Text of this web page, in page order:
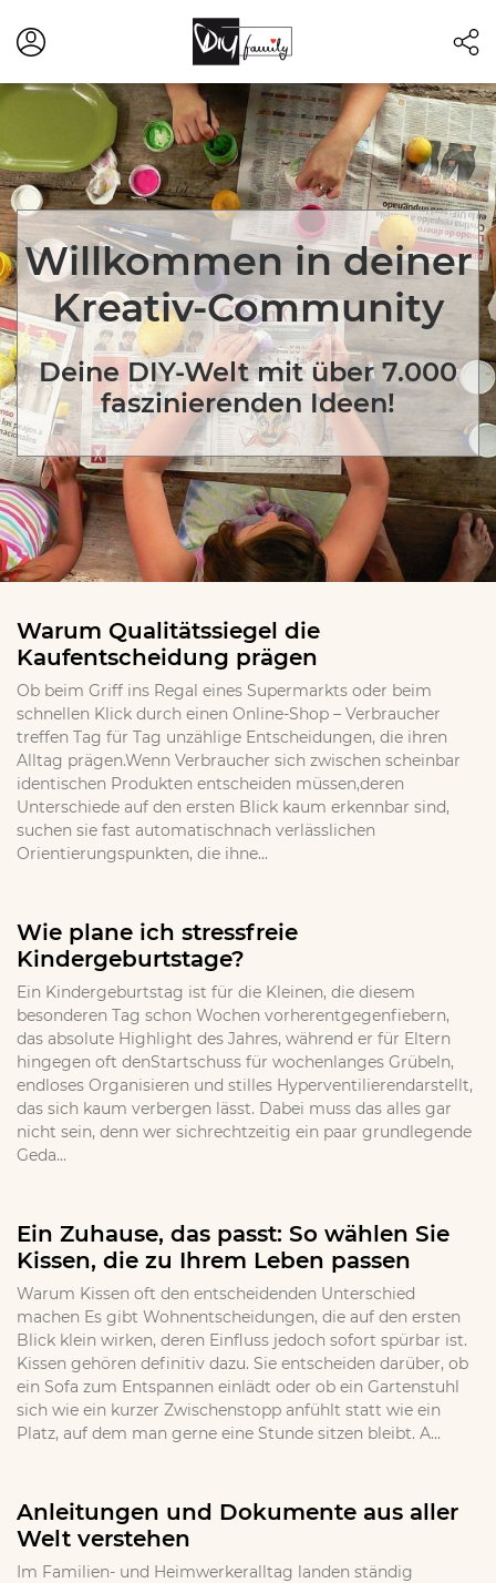
Willkommen in deiner
Kreativ-Community
Deine DIY-Welt mit über 7.000
faszinierenden Ideen!
Warum Qualitätssiegel die
Kaufentscheidung prägen
Ob beim Griff ins Regal eines Supermarkts oder beim
schnellen Klick durch einen Online-Shop – Verbraucher
treffen Tag für Tag unzählige Entscheidungen, die ihren
Alltag prägen.Wenn Verbraucher sich zwischen scheinbar
identischen Produkten entscheiden müssen,deren
Unterschiede auf den ersten Blick kaum erkennbar sind,
suchen sie fast automatischnach verlässlichen
Orientierungspunkten, die ihne...
Wie plane ich stressfreie
Kindergeburtstage?
Ein Kindergeburtstag ist für die Kleinen, die diesem
besonderen Tag schon Wochen vorherentgegenfiebern,
das absolute Highlight des Jahres, während er für Eltern
hingegen oft denStartschuss für wochenlanges Grübeln,
endloses Organisieren und stilles Hyperventilierendarstellt,
das sich kaum verbergen lässt. Dabei muss das alles gar
nicht sein, denn wer sichrechtzeitig ein paar grundlegende
Geda...
Ein Zuhause, das passt: So wählen Sie
Kissen, die zu Ihrem Leben passen
Warum Kissen oft den entscheidenden Unterschied
machen Es gibt Wohnentscheidungen, die auf den ersten
Blick klein wirken, deren Einfluss jedoch sofort spürbar ist.
Kissen gehören definitiv dazu. Sie entscheiden darüber, ob
ein Sofa zum Entspannen einlädt oder ob ein Gartenstuhl
sich wie ein kurzer Zwischenstopp anfühlt statt wie ein
Platz, auf dem man gerne eine Stunde sitzen bleibt. A...
Anleitungen und Dokumente aus aller
Welt verstehen
Im Familien- und Heimwerkeralltag landen ständig